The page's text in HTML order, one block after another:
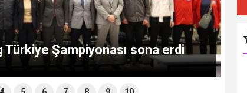
Şampiyonası sona erdi